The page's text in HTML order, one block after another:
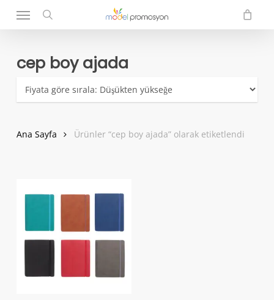
search
Menu
cep boy ajada
Ana Sayfa Ürünler “cep boy ajada” olarak etiketlendi